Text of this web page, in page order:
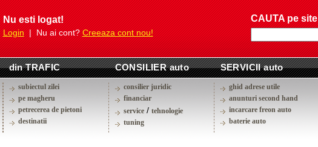
Nu esti logat!
Login| Nu ai cont?Creeaza cont nou!
CAUTA pe site
din TRAFIC CONSILIER auto SERVICII auto
subiectul zilei
pe magheru
petrecerea de pietoni
destinatii
consilier juridic
financiar
service/ tehnologie
tuning
ghid adrese utile
anunturi second hand
incarcare freon auto
baterie auto